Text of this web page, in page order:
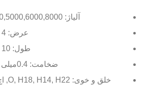
آلیاژ: 1000,3000,5000,6000,8000,و غیره.
عرض: 4 پا (1220میلی متر)
طول: 10 پا (3050میلی متر)
ضخامت: 0.4میلی متر - 20 میلی متر